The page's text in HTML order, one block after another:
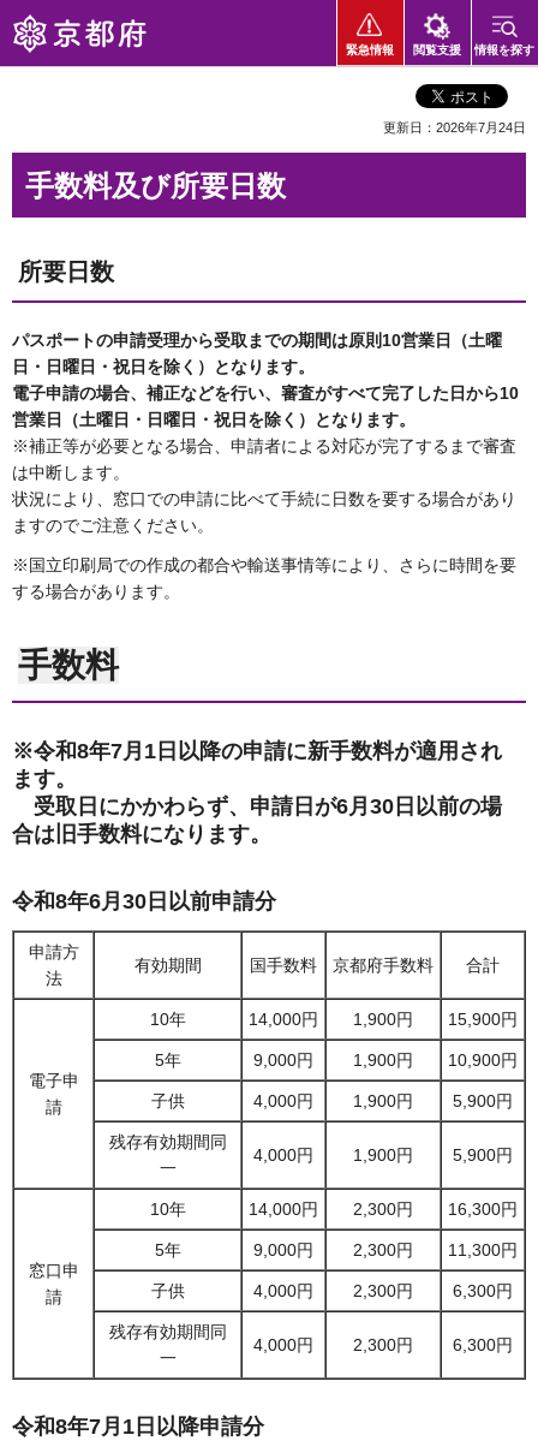
京都府
緊急情報 閲覧支援 情報を探す
更新日：2026年7月24日
手数料及び所要日数
所要日数
パスポートの申請受理から受取までの期間は原則10営業日（土曜
日・日曜日・祝日を除く）となります。
電子申請の場合、補正などを行い、審査がすべて完了した日から10
営業日（土曜日・日曜日・祝日を除く）となります。
※補正等が必要となる場合、申請者による対応が完了するまで審査
は中断します。
状況により、窓口での申請に比べて手続に日数を要する場合があり
ますのでご注意ください。
※国立印刷局での作成の都合や輸送事情等により、さらに時間を要
する場合があります。
手数料
※令和8年7月1日以降の申請に新手数料が適用され
ます。
受取日にかかわらず、申請日が6月30日以前の場
合は旧手数料になります。
令和8年6月30日以前申請分
申請方
法
有効期間 国手数料 京都府手数料 合計
電子申
請
10年 14,000円 1,900円 15,900円
5年 9,000円 1,900円 10,900円
子供 4,000円 1,900円 5,900円
残存有効期間同
一
4,000円 1,900円 5,900円
窓口申
請
10年 14,000円 2,300円 16,300円
5年 9,000円 2,300円 11,300円
子供 4,000円 2,300円 6,300円
残存有効期間同
一
4,000円 2,300円 6,300円
令和8年7月1日以降申請分